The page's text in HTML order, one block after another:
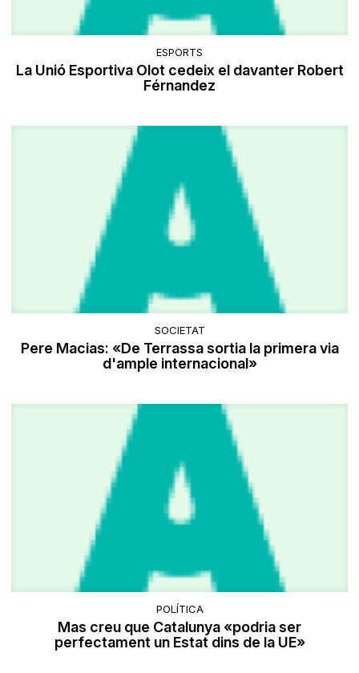
ESPORTS
La Unió Esportiva Olot cedeix el davanter Robert
Férnandez
SOCIETAT
Pere Macias: «De Terrassa sortia la primera via
d'ample internacional»
POLÍTICA
Mas creu que Catalunya «podria ser
perfectament un Estat dins de la UE»